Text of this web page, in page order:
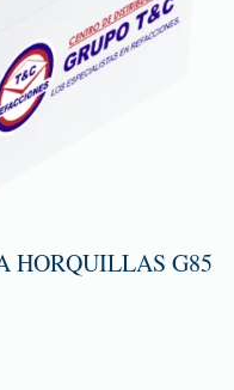
HORQUILLAS G85